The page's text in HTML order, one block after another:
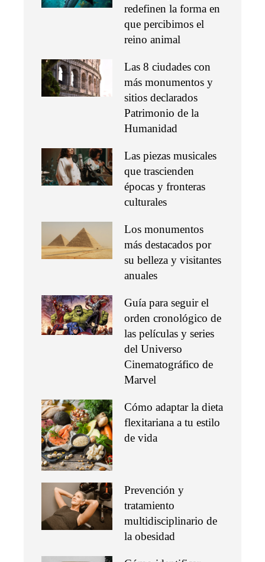
redefinen la forma en
que percibimos el
reino animal
Las 8 ciudades con
más monumentos y
sitios declarados
Patrimonio de la
Humanidad
Las piezas musicales
que trascienden
épocas y fronteras
culturales
Los monumentos
más destacados por
su belleza y visitantes
anuales
Guía para seguir el
orden cronológico de
las películas y series
del Universo
Cinematográfico de
Marvel
Cómo adaptar la dieta
flexitariana a tu estilo
de vida
Prevención y
tratamiento
multidisciplinario de
la obesidad